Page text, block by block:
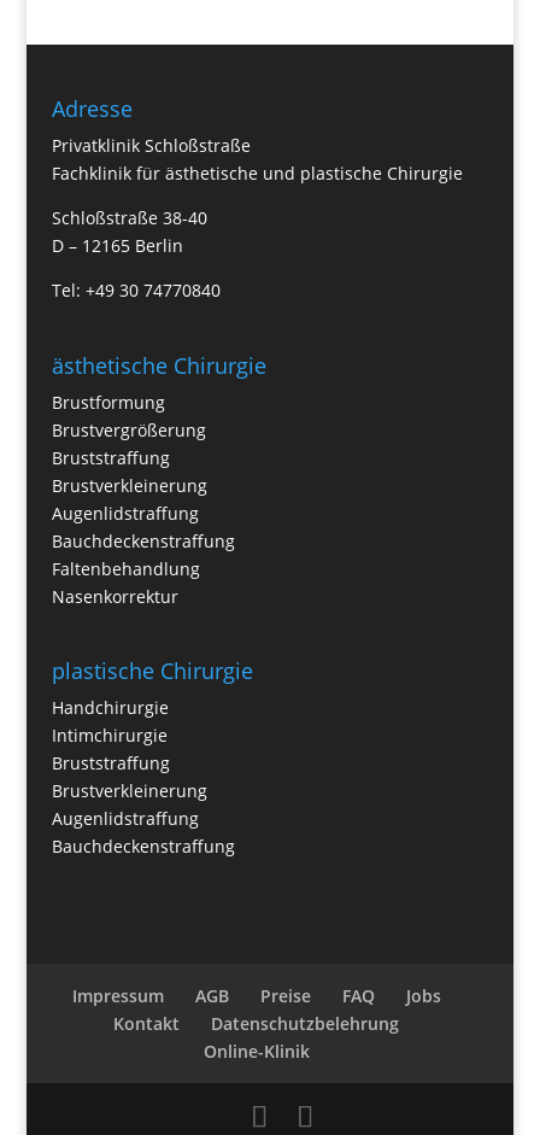
Adresse
Privatklinik Schloßstraße
Fachklinik für ästhetische und plastische Chirurgie
Schloßstraße 38-40
D – 12165 Berlin
Tel: +49 30 74770840
ästhetische Chirurgie
Brustformung
Brustvergrößerung
Bruststraffung
Brustverkleinerung
Augenlidstraffung
Bauchdeckenstraffung
Faltenbehandlung
Nasenkorrektur
plastische Chirurgie
Handchirurgie
Intimchirurgie
Bruststraffung
Brustverkleinerung
Augenlidstraffung
Bauchdeckenstraffung
Impressum AGB Preise FAQ
Jobs
Kontakt
Datenschutzbelehrung
Online-Klinik